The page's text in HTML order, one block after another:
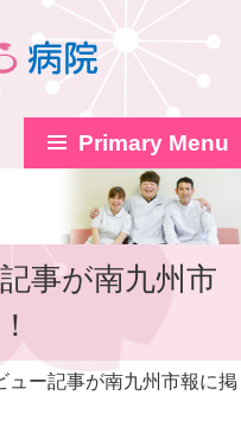
Primary Menu
content
事が南九州市
ュー記事が南九州市報に掲